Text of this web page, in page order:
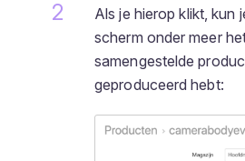
Als je hierop klikt, kun
scherm onder meer
samengestelde
geproduceerd hebt: